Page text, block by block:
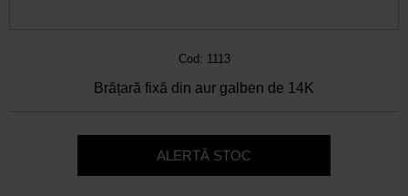
Cod: 1113
Brățară fixă din aur galben de 14K
ALERTĂ STOC